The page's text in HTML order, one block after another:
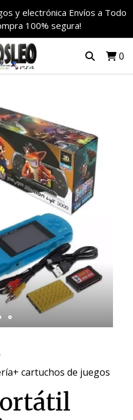
y electrónica Envíos a Todo
100% segura!
0
cartuchos de juegos